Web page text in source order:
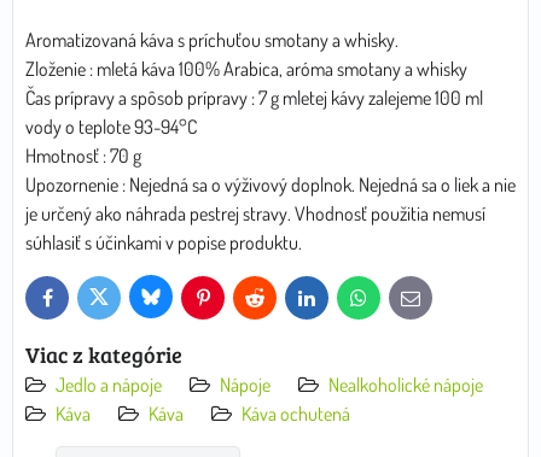
Aromatizovaná káva s príchuťou smotany a whisky.
Zloženie : mletá káva 100% Arabica, aróma smotany a whisky
Čas prípravy a spôsob prípravy : 7 g mletej kávy zalejeme 100 ml
vody o teplote 93-94°C
Hmotnosť : 70 g
Upozornenie : Nejedná sa o výživový doplnok. Nejedná sa o liek a nie
je určený ako náhrada pestrej stravy. Vhodnosť použitia nemusí
súhlasiť s účinkami v popise produktu.
FacebookTwitter Bluesky PinterestReddit LinkedInWhatsApp
E-
mail
Viac z kategórie
Jedlo a nápoje Nápoje
Nealkoholické nápoje
Káva
Káva Káva ochutená